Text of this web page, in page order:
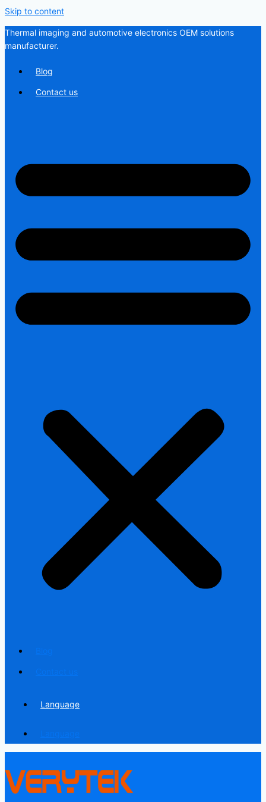
Skip to content
Thermal imaging and automotive electronics OEM solutions
manufacturer.
Blog
Contact us
Language